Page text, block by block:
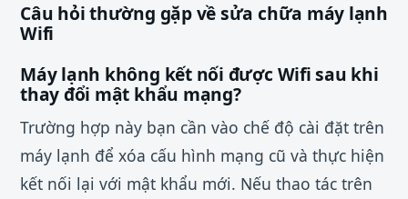
Câu hỏi thường gặp về sửa chữa máy lạnh
Wifi
Máy lạnh không kết nối được Wifi sau khi
thay đổi mật khẩu mạng?
Trường hợp này bạn cần vào chế độ cài đặt trên
máy lạnh để xóa cấu hình mạng cũ và thực hiện
kết nối lại với mật khẩu mới. Nếu thao tác trên